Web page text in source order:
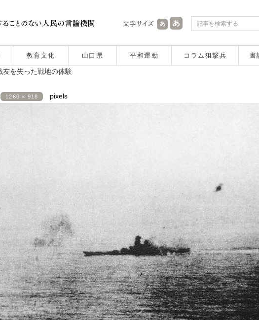
教育文化 山口県 平和運動 コラム狙撃兵 書
を失った戦地の体験
1260 × 918 pixels